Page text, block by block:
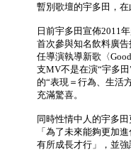
暫別歌壇的宇多田，
日前宇多田宣佈2011
首次參與知名飲料廣
任導演執導新歌〈
支MV不是在演“宇多
的“表現＝行為、生活
充滿驚喜。
同時性情中人的宇多
「為了未來能夠更加
有所成長才行」，並